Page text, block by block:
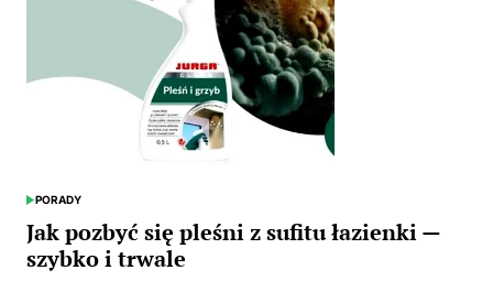
szybko i trwale
2026-08-04Posted
by
Wiktor Matysik